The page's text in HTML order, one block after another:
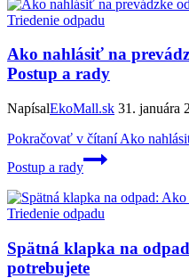
Triedenie odpadu
Ako nahlásiť na
Postup a rady
NapísalEkoMall.sk 31. januára
Pokračovať v čítaníAko
Postup a rady
Triedenie odpadu
Spätná klapka na
potrebujete